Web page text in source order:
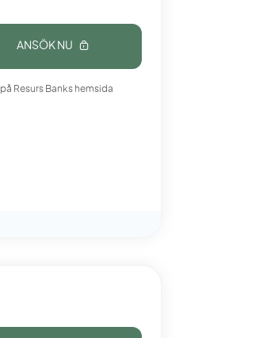
ANSÖK NU
på Resurs Banks hemsida